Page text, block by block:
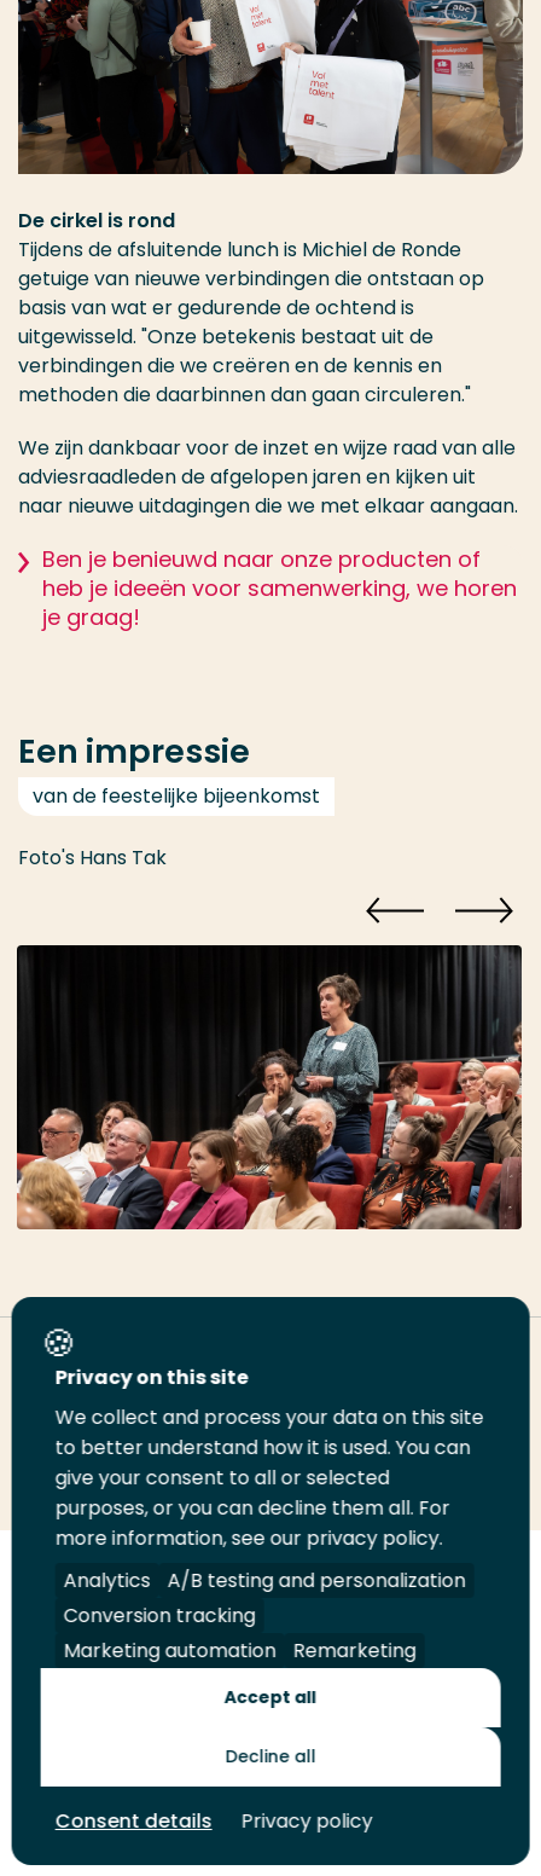
De cirkel is rond
Tijdens de afsluitende lunch is Michiel de Ronde
getuige van nieuwe verbindingen die ontstaan op
basis van wat er gedurende de ochtend is
uitgewisseld. "Onze betekenis bestaat uit de
verbindingen die we creëren en de kennis en
methoden die daarbinnen dan gaan circuleren."
We zijn dankbaar voor de inzet en wijze raad van alle
adviesraadleden de afgelopen jaren en kijken uit
naar nieuwe uitdagingen die we met elkaar aangaan.
Ben je benieuwd naar onze producten of
heb je ideeën voor samenwerking, we horen
je graag!
Een impressie
van de feestelijke bijeenkomst
Foto's Hans Tak
Deel deze pagina
Deel
LinkedIn
Deel
op
Twitter
Deel
op
Facebook
Email
deze
pagina
Print
deze
pagina
Volg
ons
op
LinkedIn
Volg
ons
op
Facebook
Volg
ons
op
YouTube
Volg
ons
op
Instagram
Juridisch Security A-Z Index
Contact
Toekomstmakers
Privacy on this site
We collect and process your data on this site
to better understand how it is used. You can
give your consent to all or selected
purposes, or you can decline them all. For
more information, see our privacy policy.
Analytics
A/B testing and personalization
Conversion tracking
Marketing automation
Remarketing
Accept all
Decline all
Consent details Privacy policy